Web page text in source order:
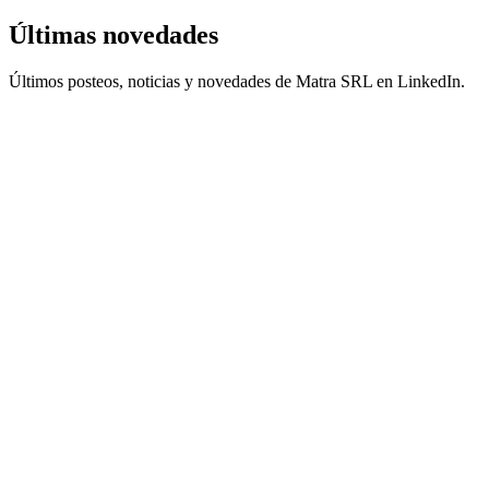
Últimas novedades
Últimos posteos, noticias y novedades de Matra SRL en LinkedIn.